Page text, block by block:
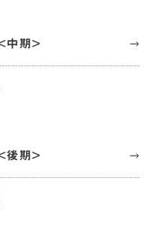
中期>
後期>